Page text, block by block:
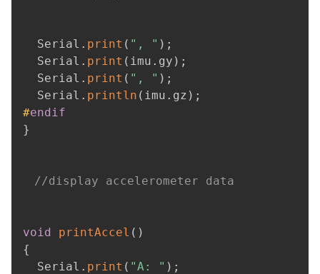
  Serial
. print ( ", " ) ;
  Serial
. print ( imu . gy ) ;
  Serial
. print ( ", " ) ;
  Serial
. println ( imu . gz ) ;
#endif
}
//display accelerometer data
void printAccel ( )
{
  Serial
. print ( "A: " ) ;